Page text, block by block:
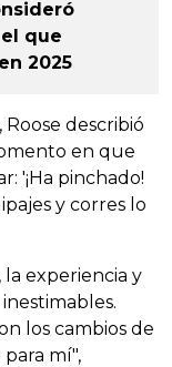
que
2025
describió
en que
'¡Ha pinchado!
y corres lo
experiencia y
los cambios de
mí",